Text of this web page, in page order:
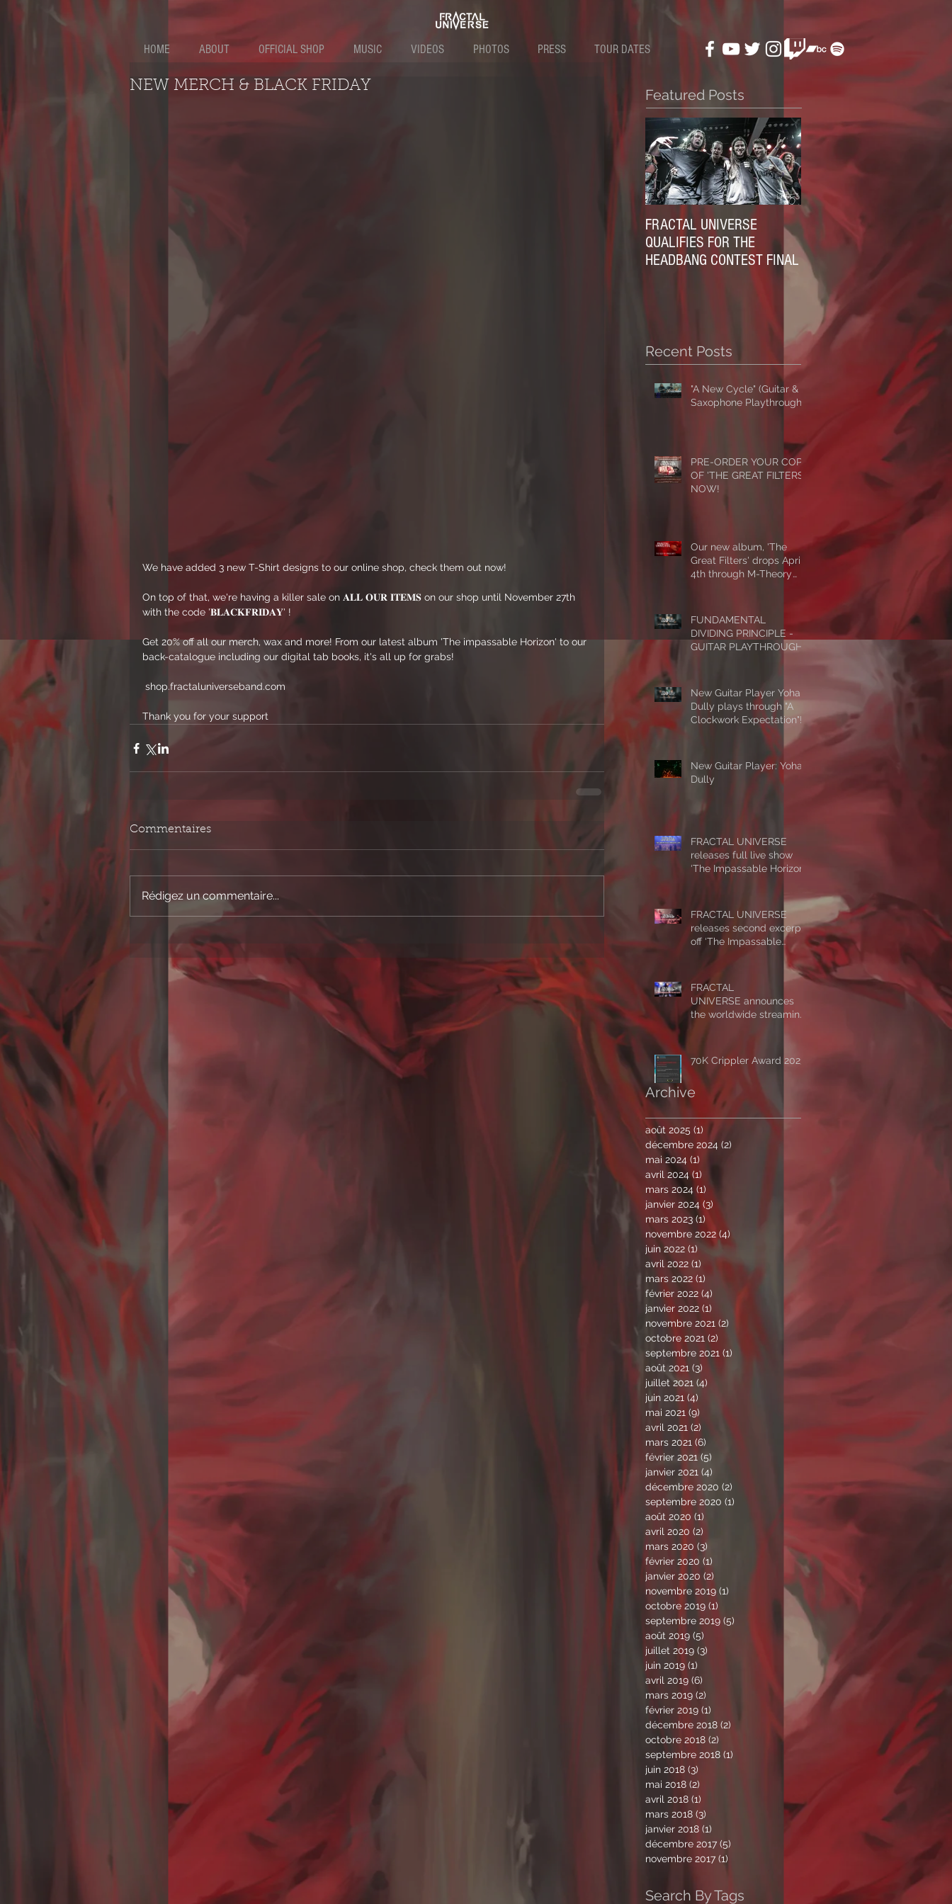
HOME ABOUT OFFICIAL SHOP MUSIC VIDEOS PHOTOS PRESS TOUR DATES
NEW MERCH & BLACK FRIDAY
We have added 3 new T-Shirt designs to our online shop, check them out now!
On top of that, we're having a killer sale on 𝐀𝐋𝐋 𝐎𝐔𝐑 𝐈𝐓𝐄𝐌𝐒 on our shop until November 27th
with the code '𝐁𝐋𝐀𝐂𝐊𝐅𝐑𝐈𝐃𝐀𝐘' !
Get 20% off all our merch, wax and more! From our latest album 'The impassable Horizon' to our
back-catalogue including our digital tab books, it's all up for grabs!
shop.fractaluniverseband.com
Thank you for your support
Commentaires
Rédigez un commentaire...
Featured Posts
FRACTAL UNIVERSE
QUALIFIES FOR THE
HEADBANG CONTEST FINAL
Recent Posts
"A New Cycle" (Guitar &
Saxophone Playthrough)
PRE-ORDER YOUR COPY
OF 'THE GREAT FILTERS'
NOW!
Our new album, 'The
Great Filters' drops April
4th through M-Theory
NOW PLAYING!
FUNDAMENTAL
DIVIDING PRINCIPLE -
GUITAR PLAYTHROUGH
New Guitar Player Yohan
Dully plays through "A
Clockwork Expectation"!
New Guitar Player: Yohan
Dully
FRACTAL UNIVERSE
releases full live show
‘The Impassable Horizon
FRACTAL UNIVERSE
releases second excerpt
off ‘The Impassable
‘Symmetrical
Masquerade’
FRACTAL
UNIVERSE announces
the worldwide streaming
excerpt of the show ‘A
Clockwork Expectation’.
70K Crippler Award 2023
Archive
août 2025 (1) 1 post
décembre 2024 (2)
mai 2024 (1)
avril 2024 (1)
mars 2024 (1) 1 post
janvier 2024 (3)
mars 2023 (1)
novembre 2022 (4)
juin 2022 (1) 1 post
avril 2022 (1)
mars 2022 (1)
février 2022 (4) 4 posts
janvier 2022 (1)
novembre 2021 (2)
octobre 2021 (2)
septembre 2021 (1)
août 2021 (3)
juillet 2021 (4)
juin 2021 (4)
mai 2021 (9)
avril 2021 (2)
mars 2021 (6)
février 2021 (5)
janvier 2021 (4)
décembre 2020 (2)
septembre 2020 (1)
août 2020 (1)
avril 2020 (2)
mars 2020 (3)
février 2020 (1)
janvier 2020 (2)
novembre 2019 (1)
octobre 2019 (1)
septembre 2019 (5)
août 2019 (5)
juillet 2019 (3)
juin 2019 (1)
avril 2019 (6)
mars 2019 (2)
février 2019 (1)
décembre 2018 (2)
octobre 2018 (2)
septembre 2018 (1)
juin 2018 (3)
mai 2018 (2)
avril 2018 (1)
mars 2018 (3)
janvier 2018 (1)
décembre 2017 (5)
novembre 2017 (1)
Search By Tags